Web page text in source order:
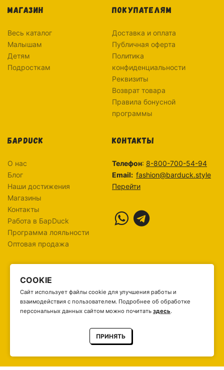
COOKIE
Сайт использует файлы cookie для улучшения работы и
взаимодействия с пользователем. Подробнее об обработке
персональных данных сайтом можно почитать здесь.
ПРИНЯТЬ
МАГАЗИН
Весь каталог
Малышам
Детям
Подросткам
ПОКУПАТЕЛЯМ
Доставка и оплата
Публичная оферта
Политика
конфиденциальности
Реквизиты
Возврат товара
Правила бонусной
программы
БАРDUCK
О нас
Блог
Наши достижения
Магазины
Контакты
Работа в БарDuck
Программа лояльности
Оптовая продажа
КОНТАКТЫ
Телефон: 8-800-700-54-94
Email: fashion@barduck.style
Перейти